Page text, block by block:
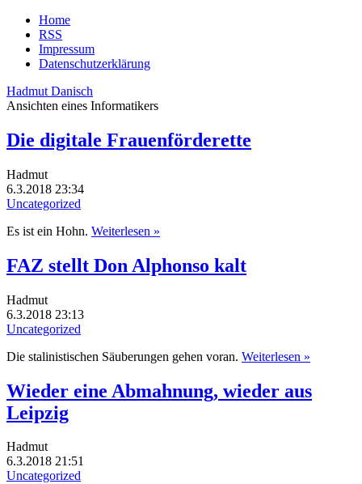
Home
RSS
Impressum
Datenschutzerklärung
Hadmut Danisch
Ansichten eines Informatikers
Die digitale Frauenförderette
Hadmut
6.3.2018 23:34
Uncategorized
Es ist ein Hohn. Weiterlesen »
FAZ stellt Don Alphonso kalt
Hadmut
6.3.2018 23:13
Uncategorized
Die stalinistischen Säuberungen gehen voran. Weiterlesen »
Wieder eine Abmahnung, wieder aus
Leipzig
Hadmut
6.3.2018 21:51
Uncategorized